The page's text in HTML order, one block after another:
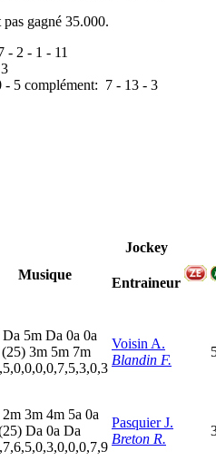
gagné 35.000.
- 2 - 1 - 11
3
- 5 complément: 7 - 13 - 3
Musique
Jockey
Entraineur
Da 5m Da 0a 0a
(25) 3m 5m 7m
Voisin A.
Blandin F.
2m 3m 4m 5a 0a
Da 0a Da
Pasquier J.
Breton R.